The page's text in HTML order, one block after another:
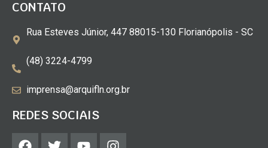
CONTATO
Rua Esteves Júnior, 447 88015-130 Florianópolis - SC
(48) 3224-4799
imprensa@arquifln.org.br
REDES SOCIAIS